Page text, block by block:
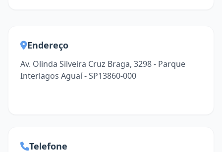
Endereço
Av. Olinda Silveira Cruz Braga, 3298 - Parque
Interlagos Aguaí - SP13860-000
Telefone